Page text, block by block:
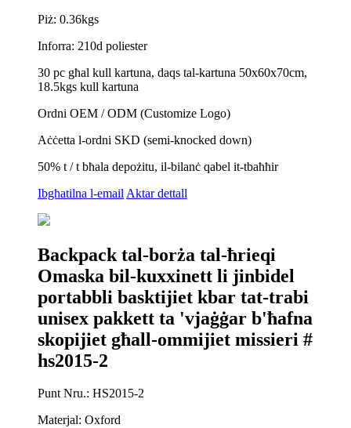
Piż: 0.36kgs
Inforra: 210d poliester
30 pc għal kull kartuna, daqs tal-kartuna 50x60x70cm,
18.5kgs kull kartuna
Ordni OEM / ODM (Customize Logo)
Aċċetta l-ordni SKD (semi-knocked down)
50% t / t bħala depożitu, il-bilanċ qabel it-tbaħħir
Ibgħatilna l-email Aktar dettall
Backpack tal-borża tal-ħrieqi
Omaska ​​bil-kuxxinett li jinbidel
portabbli basktijiet kbar tat-trabi
unisex pakkett ta 'vjaġġar b'ħafna
skopijiet għall-ommijiet missieri #
hs2015-2
Punt Nru.: HS2015-2
Materjal: Oxford